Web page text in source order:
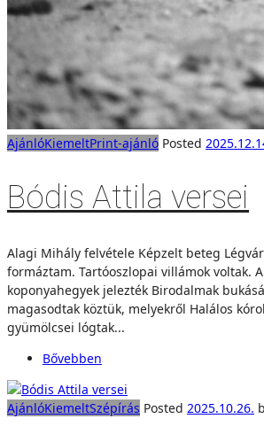
AjánlóKiemeltPrint-ajánló Posted
Bódis Attila versei
Alagi Mihály felvétele Képzelt beteg
formáztam. Tartóoszlopai villámok voltak.
koponyahegyek jelezték Birodalmak
magasodtak köztük, melyekről Halálos
gyümölcsei lógtak...
Bővebben
AjánlóKiemeltSzépírás Posted 2025.10.26.